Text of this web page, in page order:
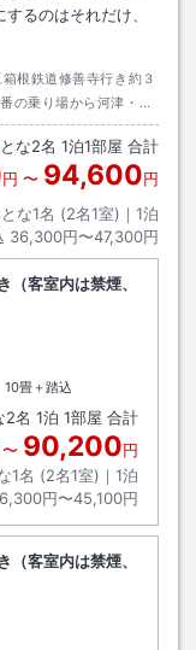
るのはそれだけ、
根鉄道修善寺行き約３
の乗り場から河津・昭
な2名 1泊1部屋 合計
円 〜 94,600円
な1名 (2名1室)｜ 1泊
36,300円〜47,300円
客室内は禁煙、
10畳＋踏込
2名 1泊 1部屋 合計
〜 90,200円
1名 (2名1室)｜ 1泊
円〜45,100円
客室内は禁煙、